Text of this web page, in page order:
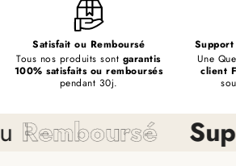
Satisfait ou Remboursé
Tous nos produits sont garantis
100% satisfaits ou remboursés
pendant 30j.
Une
client
Support